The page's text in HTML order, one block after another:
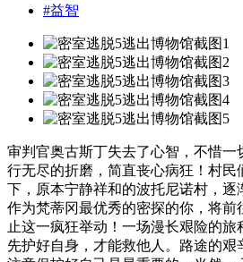
#益智
审判官奥古斯丁失去了心智，不惜一
行无尽的折磨，简直丧心病狂！村民
下，原本宁静祥和的波托尼诺村，逐
作为梵蒂冈最优秀的密探的你，将前
止这一疯狂举动！一场漫长艰险的旅
先护好自身，才能救他人。路途的艰